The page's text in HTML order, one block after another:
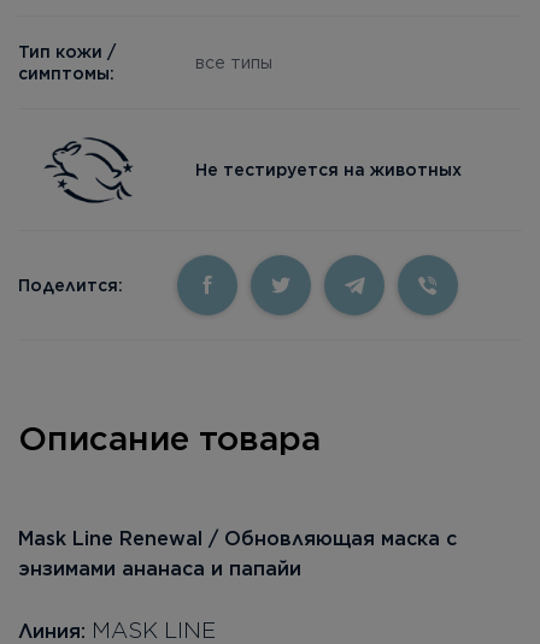
Тип кожи /
симптомы:
все типы
Не тестируется на животных
Поделится:
Описание товара
Mask Line Renewal / Обновляющая маска с
энзимами ананаса и папайи
Линия: MASK LINE